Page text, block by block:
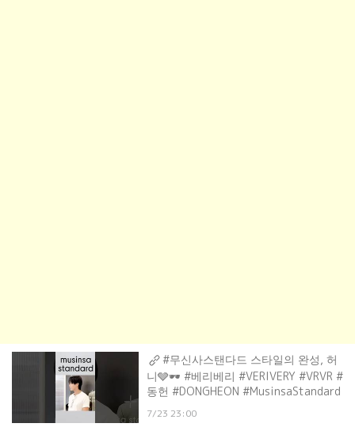
#무신사스탠다드 스타일의 완성, 허
니🩶🕶️ #베리베리 #VERIVERY #VRVR #
동헌 #DONGHEON #MusinsaStandard
7/23 23:00